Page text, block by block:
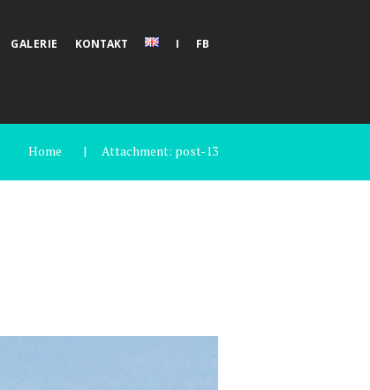
GALERIE KONTAKT I FB
Home Attachment: post-13